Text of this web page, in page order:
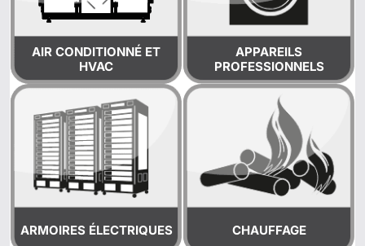
AIR CONDITIONNÉ ET
HVAC
APPAREILS
PROFESSIONNELS
ARMOIRES ÉLECTRIQUES CHAUFFAGE